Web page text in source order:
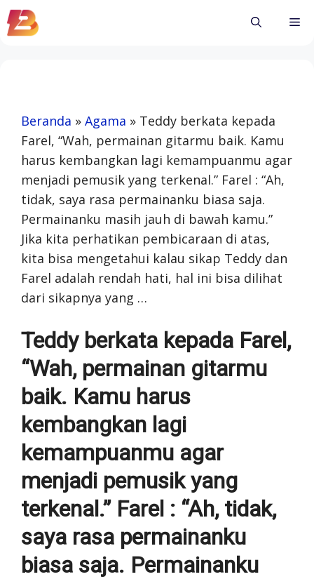
Skip
to
Beranda » Agama » Teddy berkata kepada
Farel, “Wah, permainan gitarmu baik. Kamu
harus kembangkan lagi kemampuanmu agar
menjadi pemusik yang terkenal.” Farel : “Ah,
tidak, saya rasa permainanku biasa saja.
Permainanku masih jauh di bawah kamu.”
Jika kita perhatikan pembicaraan di atas,
kita bisa mengetahui kalau sikap Teddy dan
Farel adalah rendah hati, hal ini bisa dilihat
dari sikapnya yang …
Teddy berkata kepada Farel,
“Wah, permainan gitarmu
baik. Kamu harus
kembangkan lagi
kemampuanmu agar
menjadi pemusik yang
terkenal.” Farel : “Ah, tidak,
saya rasa permainanku
biasa saja. Permainanku